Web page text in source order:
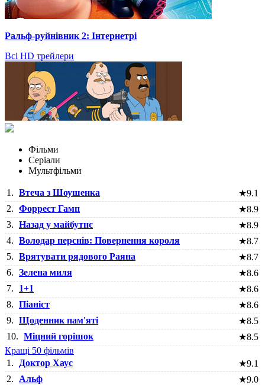
Ральф-руйнівник 2: Інтернетрі
Всі HD трейлери
Фільми
Серіали
Мультфільми
1. Втеча з Шоушенка ★9.1
2. Форрест Гамп ★8.9
3. Назад у майбутнє ★8.9
4. Володар перснів: Повернення короля ★8.7
5. Врятувати рядового Раяна ★8.7
6. Зелена миля ★8.6
7.
1+1 ★8.6
8. Піаніст ★8.6
9. Щоденник пам'яті ★8.5
10. Міцний горішок ★8.5
Кращі 50 фільмів
1.
Доктор Хаус ★9.1
2.
Альф ★9.0